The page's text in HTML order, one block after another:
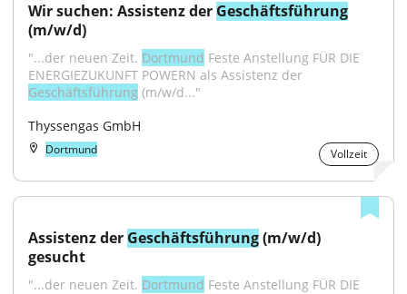
Wir suchen: Assistenz der Geschäftsführung
(m/w/d)
"...der neuen Zeit. Dortmund Feste Anstellung FÜR DIE
Geschäftsführung (m/w/d..."
Thyssengas GmbH
Dortmund Vollzeit
Assistenz der Geschäftsführung (m/w/d)
gesucht
"...der neuen Zeit. Dortmund Feste Anstellung FÜR DIE